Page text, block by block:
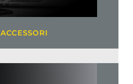
ACCESSORI